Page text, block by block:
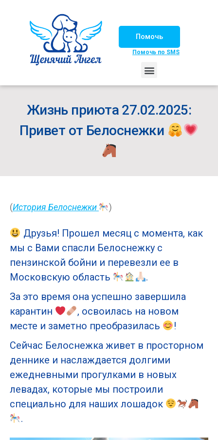
Помочь
Помочь по SMS
Жизнь приюта 27.02.2025:
Привет от Белоснежки
(История Белоснежки )
Друзья! Прошел месяц с момента, как
мы с Вами спасли Белоснежку с
пензинской бойни и перевезли ее в
Московскую область
.
За это время она успешно завершила
карантин
, освоилась на новом
месте и заметно преобразилась
!
Сейчас Белоснежка живет в просторном
деннике и наслаждается долгими
ежедневными прогулками в новых
левадах, которые мы построили
специально для наших лошадок
.